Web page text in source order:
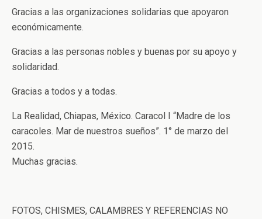
Gracias a las organizaciones solidarias que apoyaron
económicamente.
Gracias a las personas nobles y buenas por su apoyo y
solidaridad.
Gracias a todos y a todas.
La Realidad, Chiapas, México. Caracol I “Madre de los
caracoles. Mar de nuestros sueños”. 1° de marzo del
2015.
Muchas gracias.
FOTOS, CHISMES, CALAMBRES Y REFERENCIAS NO